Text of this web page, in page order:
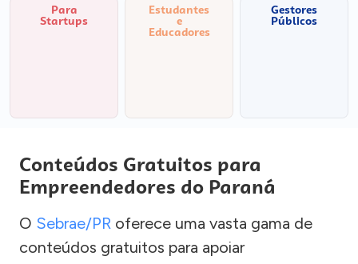
Para
Startups
Estudantes
e
Educadores
Gestores
Públicos
Conteúdos Gratuitos para
Empreendedores do Paraná
O Sebrae/PR oferece uma vasta gama de
conteúdos gratuitos para apoiar